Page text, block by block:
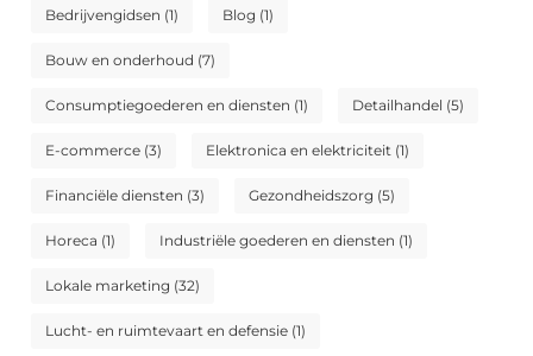
Bedrijvengidsen (1) Blog (1)
Bouw en onderhoud (7)
Consumptiegoederen en diensten (1) Detailhandel (5)
E-commerce (3) Elektronica en elektriciteit (1)
Financiële diensten (3) Gezondheidszorg (5)
Horeca (1) Industriële goederen en diensten (1)
Lokale marketing (32)
Lucht- en ruimtevaart en defensie (1)